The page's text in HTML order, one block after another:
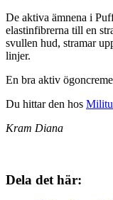
De aktiva ämnena i
elastinfibrerna till en
svullen hud, stramar
linjer.
En bra aktiv
Du hittar den hos
Kram Diana
Dela det här: